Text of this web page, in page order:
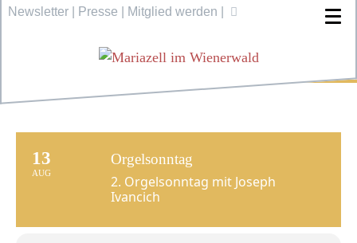
Newsletter Presse Mitglied werden
13
AUG
Orgelsonntag
2. Orgelsonntag mit Joseph
Ivancich